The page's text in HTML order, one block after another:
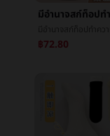
฿72.80